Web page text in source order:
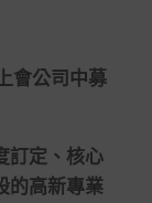
會公司中募
定、核心
的高新專業